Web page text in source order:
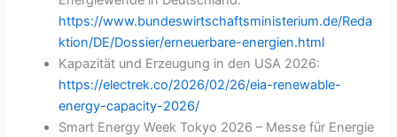
https://www.bundeswirtschaftsministerium.de/Reda
ktion/DE/Dossier/erneuerbare-energien.html
Kapazität und Erzeugung in den USA 2026:
https://electrek.co/2026/02/26/eia-renewable-
energy-capacity-2026/
Smart Energy Week Tokyo 2026 – Messe für Energie